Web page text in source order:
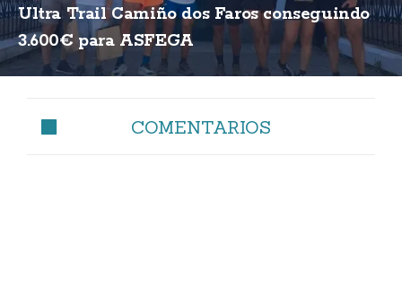
Ultra Trail Camiño dos Faros conseguindo
3.600€ para ASFEGA
COMENTARIOS